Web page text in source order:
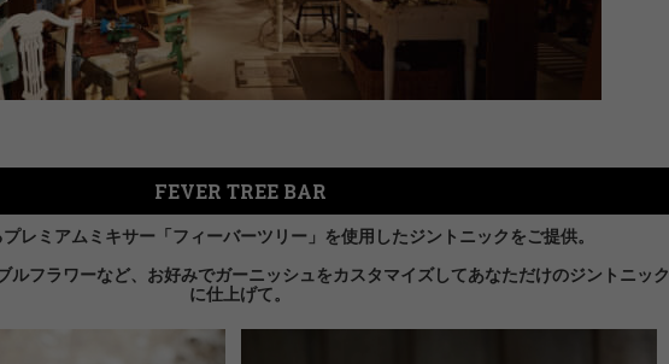
FEVER TREE BAR
レミアムミキサー「フィーバーツリー」を使用したジントニックをご提供。
ルフラワーなど、お好みでガーニッシュをカスタマイズしてあなただけのジントニック
に仕上げて。